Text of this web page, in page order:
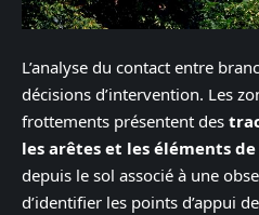
L’analyse du contact entre
décisions d’intervention. Les
frottements présentent des
les arêtes et les éléments
depuis le sol associé à une
d’identifier les points d’appui